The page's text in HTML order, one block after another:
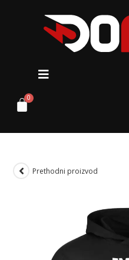
Prethodni proizvod